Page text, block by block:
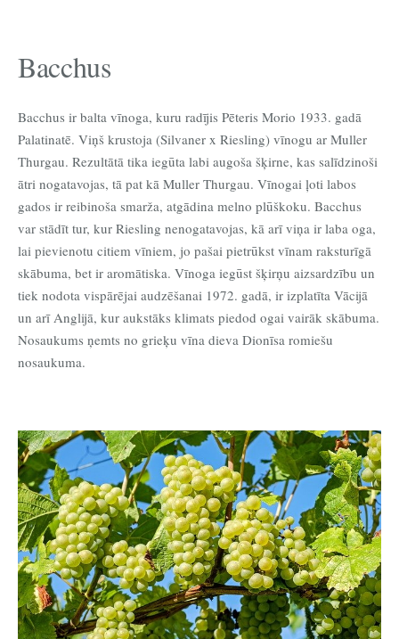
Bacchus
Bacchus ir balta vīnoga, kuru radījis Pēteris Morio 1933. gadā
Palatinatē. Viņš krustoja (Silvaner x Riesling) vīnogu ar Muller
Thurgau. Rezultātā tika iegūta labi augoša šķirne, kas salīdzinoši
ātri nogatavojas, tā pat kā Muller Thurgau. Vīnogai ļoti labos
gados ir reibinoša smarža, atgādina melno plūškoku. Bacchus
var stādīt tur, kur Riesling nenogatavojas, kā arī viņa ir laba oga,
lai pievienotu citiem vīniem, jo pašai pietrūkst vīnam raksturīgā
skābuma, bet ir aromātiska. Vīnoga iegūst šķirņu aizsardzību un
tiek nodota vispārējai audzēšanai 1972. gadā, ir izplatīta Vācijā
un arī Anglijā, kur aukstāks klimats piedod ogai vairāk skābuma.
Nosaukums ņemts no grieķu vīna dieva Dionīsa romiešu
nosaukuma.